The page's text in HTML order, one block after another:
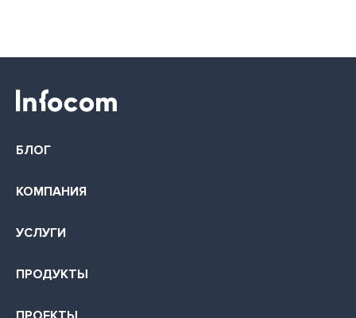
БЛОГ
КОМПАНИЯ
УСЛУГИ
ПРОДУКТЫ